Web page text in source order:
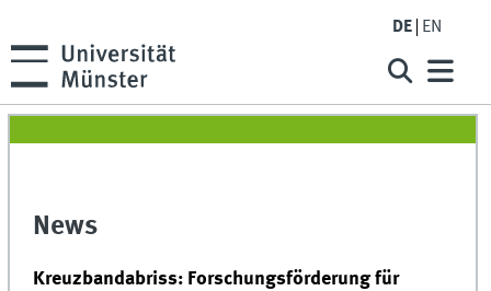
DE EN
News
Kreuzbandabriss: Forschungsförderung für